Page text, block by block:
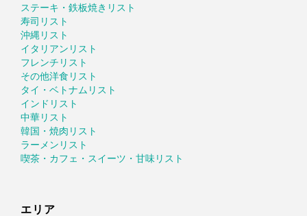
ステーキ・鉄板焼きリスト
寿司リスト
沖縄リスト
イタリアンリスト
フレンチリスト
その他洋食リスト
タイ・ベトナムリスト
インドリスト
中華リスト
韓国・焼肉リスト
ラーメンリスト
喫茶・カフェ・スイーツ・甘味リスト
エリア